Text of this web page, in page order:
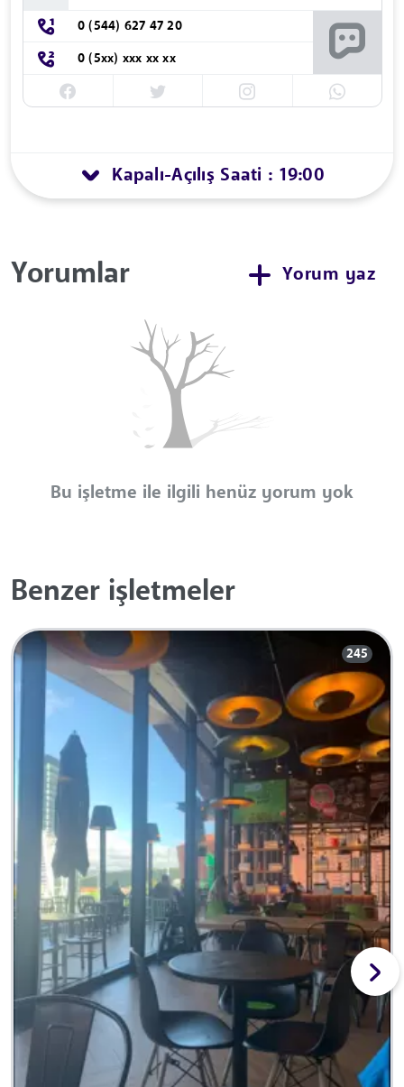
0 (544) 627 47 20
0 (5xx) xxx xx xx
Kapalı-Açılış Saati : 19:00
Yorumlar Yorum yaz
Bu işletme ile ilgili henüz yorum yok
Benzer işletmeler
245